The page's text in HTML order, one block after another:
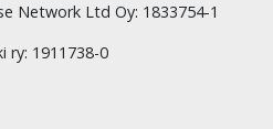
Network Ltd Oy: 1833754-1
ry: 1911738-0